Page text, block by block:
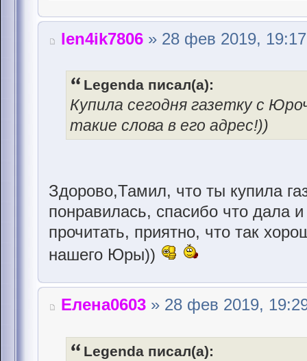
len4ik7806 » 28 фев 2019, 19:17
Legenda писал(а):
Купила сегодня газетку с
такие слова в его адрес!))
Здорово,Тамил, что ты купила
понравилась, спасибо что дала
прочитать, приятно, что так
нашего Юры))
Елена0603 » 28 фев 2019,
Legenda писал(а):